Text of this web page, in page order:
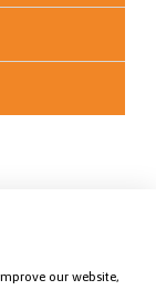
our website,